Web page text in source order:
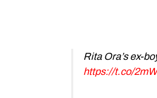
Rita Ora’s ex-
https://t.co/